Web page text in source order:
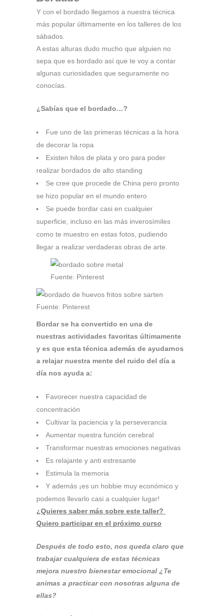
Y con el bordado llegamos a nuestra técnica
más popular últimamente en los talleres de los
sábados.
A estas alturas dudo mucho que alguien no
sepa que es bordado así que te voy a contar
algunas curiosidades que seguramente no
conocías.
¿Sabías que el bordado…?
Fue uno de las primeras técnicas a la hora
de decorar la ropa
Existen hilos de plata y oro para poder
realizar bordados de alto standing
Se cree que procede de China pero pronto
se hizo popular en el mundo entero
Se puede bordar casi en cualquier
superficie, incluso en las más inverosímiles
como te muestro en estas fotos, pudiendo
llegar a realizar verdaderas obras de arte.
Fuente: Pinterest
Fuente: Pinterest
Bordar se ha convertido en una de
nuestras actividades favoritas últimamente
y es que esta técnica además de ayudarnos
a relajar nuestra mente del ruido del día a
día nos ayuda a:
Favorecer nuestra capacidad de
concentración
Cultivar la paciencia y la perseverancia
Aumentar nuestra función cerebral
Transformar nuestras emociones negativas
Es relajante y anti estresante
Estimula la memoria
Y además ¡es un hobbie muy económico y
podemos llevarlo casi a cualquier lugar!
¿Quieres saber más sobre este taller?
Quiero participar en el próximo curso
Después de todo esto, nos queda claro que
trabajar cualquiera de estas técnicas
mejora nuestro bienestar emocional ¿Te
animas a practicar con nosotras alguna de
ellas?